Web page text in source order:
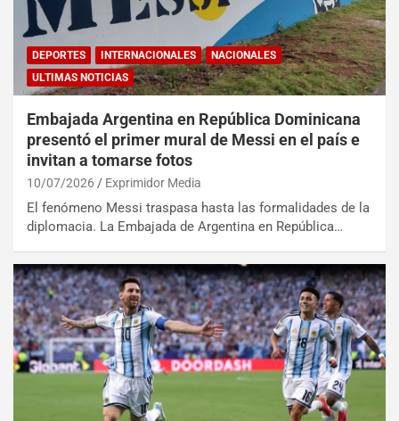
DEPORTES INTERNACIONALES
NACIONALES
ULTIMAS NOTICIAS
Embajada Argentina en República Dominicana
presentó el primer mural de Messi en el país e
invitan a tomarse fotos
10/07/2026 Exprimidor Media
El fenómeno Messi traspasa hasta las formalidades de la
diplomacia. La Embajada de Argentina en República…